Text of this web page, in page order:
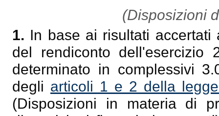
(Disposizioni
1. In base ai risultati
del rendiconto dell'esercizio
determinato in complessivi
degli articoli 1 e 2 della
(Disposizioni in materia di